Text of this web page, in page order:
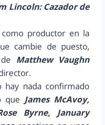
Lincoln: Cazador de
productor en la
cambie de puesto,
Matthew Vaughn
nada confirmado
que James McAvoy,
Byrne, January